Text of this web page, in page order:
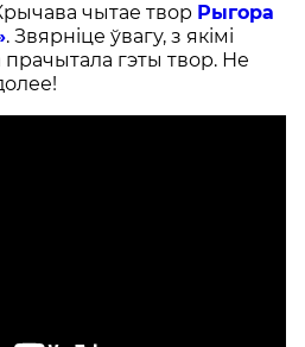
чытае твор Рыгора
. Звярніце ўвагу, з якімі
гэты твор. Не